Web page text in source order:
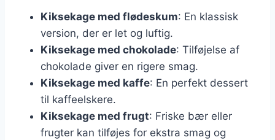
Kiksekage med flødeskum: En klassisk
version, der er let og luftig.
Kiksekage med chokolade: Tilføjelse af
chokolade giver en rigere smag.
Kiksekage med kaffe: En perfekt dessert
til kaffeelskere.
Kiksekage med frugt: Friske bær eller
frugter kan tilføjes for ekstra smag og